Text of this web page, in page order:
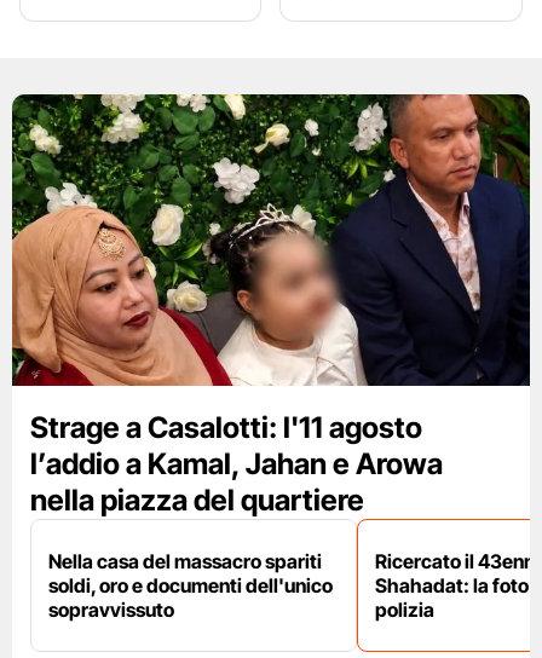
Strage a Casalotti: l'11 agosto
l’addio a Kamal, Jahan e Arowa
nella piazza del quartiere
Nella casa del massacro spariti
soldi, oro e documenti dell'unico
sopravvissuto
Ricercato il
Shahadat: la foto
polizia